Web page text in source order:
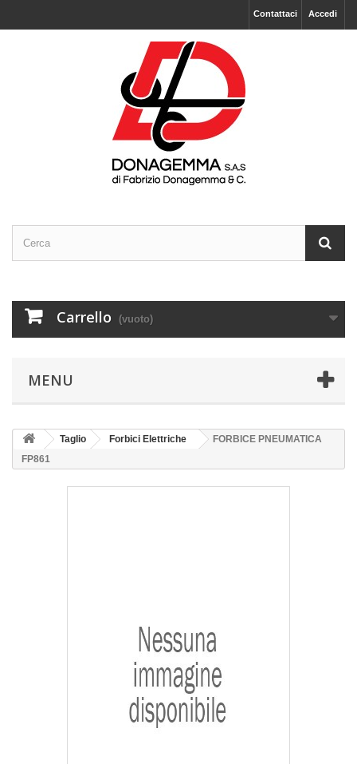
Accedi
Contattaci
Carrello (vuoto)
MENU
Taglio Forbici Elettriche
FORBICE PNEUMATICA
FP861